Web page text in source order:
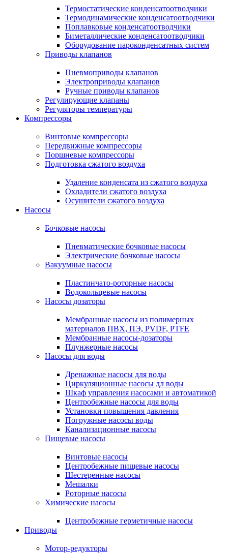
Термостатические конденсатоотводчики
Термодинамические конденсатоотводчики
Поплавковые конденсатоотводчики
Биметаллические конденсатоотводчики
Оборудование пароконденсатных систем
Приводы клапанов
Пневмоприводы клапанов
Электроприводы клапанов
Ручные приводы клапанов
Регулирующие клапаны
Регуляторы температуры
Компрессоры
Винтовые компрессоры
Передвижные компрессоры
Поршневые компрессоры
Подготовка сжатого воздуха
Удаление конденсата из сжатого воздуха
Охладители сжатого воздуха
Осушители сжатого воздуха
Насосы
Бочковые насосы
Пневматические бочковые насосы
Электрические бочковые насосы
Вакуумные насосы
Пластинчато-роторные насосы
Водокольцевые насосы
Насосы дозаторы
Мембранные насосы из полимерных
материалов ПВХ, ПЭ, PVDF, PTFE
Мембранные насосы-дозаторы
Плунжерные насосы
Насосы для воды
Дренажные насосы для воды
Циркуляционные насосы дл воды
Шкаф управления насосами и автоматикой
Центробежные насосы для воды
Установки повышения давления
Погружные насосы воды
Канализационные насосы
Пищевые насосы
Винтовые насосы
Центробежные пищевые насосы
Шестеренные насосы
Мешалки
Роторные насосы
Химические насосы
Центробежные герметичные насосы
Приводы
Мотор-редукторы